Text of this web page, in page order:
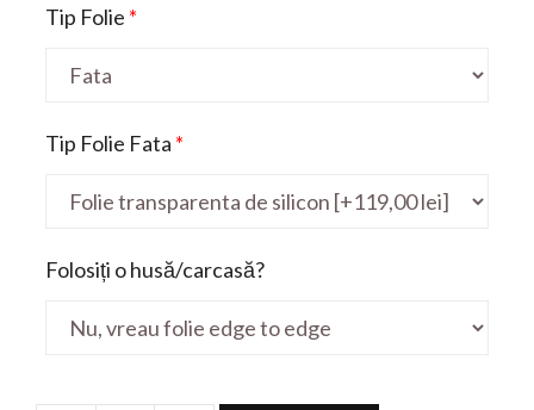
Tip Folie *
Tip Folie Fata *
Folosiți o husă/carcasă?